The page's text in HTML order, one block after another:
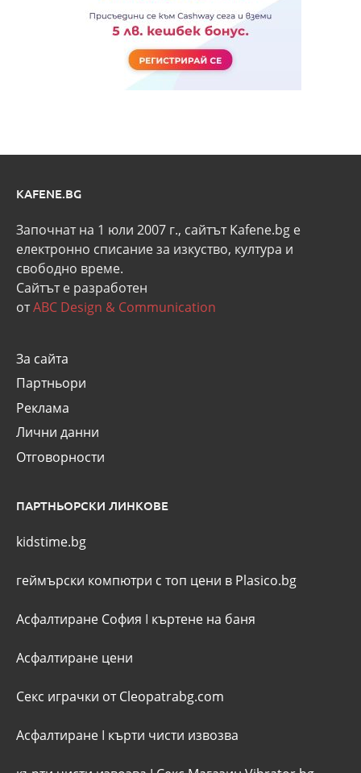
KAFENE.BG
Започнат на 1 юли 2007 г., сайтът Kafene.bg e
eлектронно списание за изкуство, култура и
свободно време.
Сайтът е разработен
отABC Design & Communication
За сайта
Партньори
Реклама
Лични данни
Отговорности
ПАРТНЬОРСКИ ЛИНКОВЕ
kidstime.bg
геймърски компютри с топ цени в Plasico.bg
Асфалтиране София I къртене на баня
Асфалтиране цени
Секс играчки от Cleopatrabg.com
Асфалтиране I кърти чисти извозва